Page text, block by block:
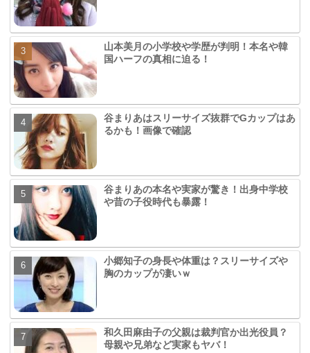
山本美月の小学校や学歴が判明！本名や韓
国ハーフの真相に迫る！
谷まりあはスリーサイズ抜群でGカップはあ
るかも！画像で確認
谷まりあの本名や実家が驚き！出身中学校
や昔の子役時代も暴露！
小郷知子の身長や体重は？スリーサイズや
胸のカップが凄いｗ
和久田麻由子の父親は裁判官か出光役員？
母親や兄弟など実家もヤバ！